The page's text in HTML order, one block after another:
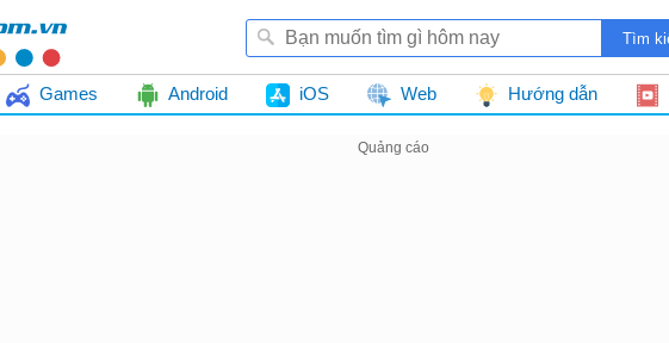
Games Android iOS Web Hướng dẫn